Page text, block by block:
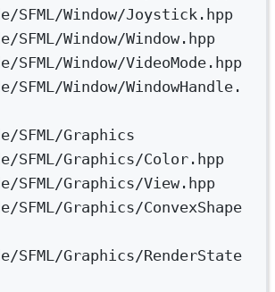
Window/Joystick.hpp
Window/Window.hpp
Window/VideoMode.hpp
Window/WindowHandle.
Graphics
SFML/Graphics/Color.hpp
Graphics/View.hpp
Graphics/ConvexShape
Graphics/RenderState